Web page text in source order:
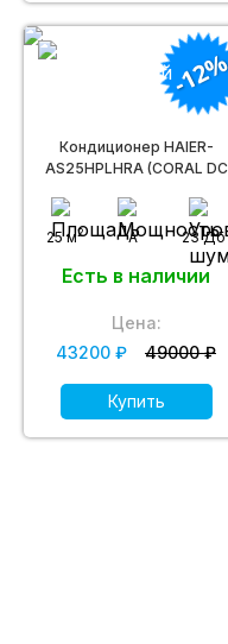
Кондиционер HAIER-
AS25HPLHRA (CORAL DC
25 м2 A 23 Дб
Есть в наличии
-
Цена:
43200 ₽
49000 ₽
Купить